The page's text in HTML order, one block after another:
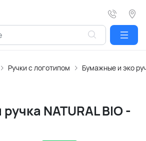
Ручки с логотипом Бумажные и эко
NATURAL BIO -